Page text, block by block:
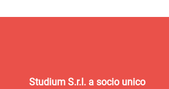
Studium S.r.l. a socio unico